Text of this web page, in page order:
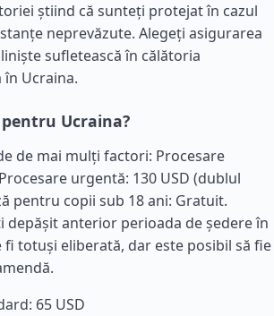
știind că sunteți protejat în cazul
neprevăzute. Alegeți asigurarea
sufletească în călătoria
Ucraina.
Ucraina?
de mai mulți factori: Procesare
urgentă: 130 USD (dublul
pentru copii sub 18 ani: Gratuit.
depășit anterior perioada de ședere în
fi totuși eliberată, dar este posibil să fie
65 USD